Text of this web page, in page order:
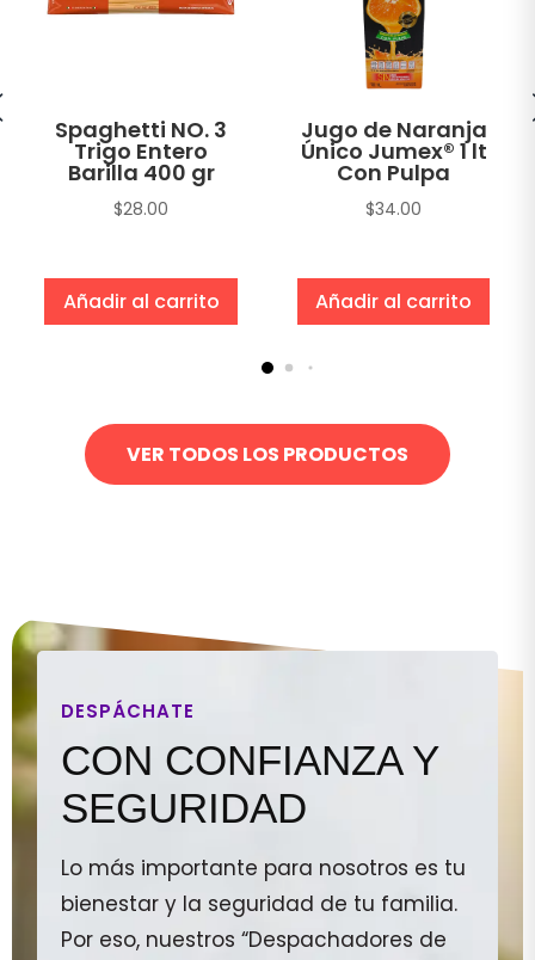
Spaghetti NO. 3
Trigo Entero
Barilla 400 gr
$28.00
Añadir al carrito
Jugo de Naranja
Único Jumex® 1 lt
Con Pulpa
$34.00
Añadir al carrito
VER TODOS LOS PRODUCTOS
DESPÁCHATE
CON CONFIANZA Y
SEGURIDAD
Lo más importante para nosotros es tu
bienestar y la seguridad de tu familia.
Por eso, nuestros “Despachadores de